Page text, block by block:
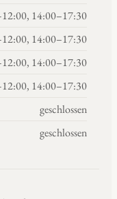
14:00–17:30
14:00–17:30
14:00–17:30
14:00–17:30
geschlossen
geschlossen